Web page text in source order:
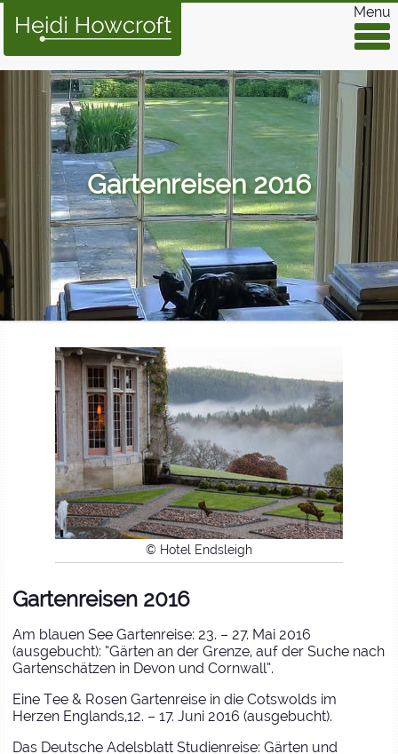
Menu
Gartenreisen 2016
© Hotel Endsleigh
Gartenreisen 2016
Am blauen See Gartenreise: 23. – 27. Mai 2016
(ausgebucht): “Gärten an der Grenze, auf der Suche nach
Gartenschätzen in Devon und Cornwall”.
Eine Tee & Rosen Gartenreise in die Cotswolds im
Herzen Englands,12. – 17. Juni 2016 (ausgebucht).
Das Deutsche Adelsblatt Studienreise: Gärten und